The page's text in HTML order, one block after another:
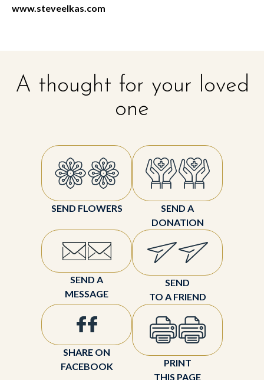
www.steveelkas.com
A thought for your loved
one
SEND FLOWERS
SEND A
DONATION
SEND A
MESSAGE
SEND
TO A FRIEND
SHARE ON
FACEBOOK
PRINT
THIS PAGE